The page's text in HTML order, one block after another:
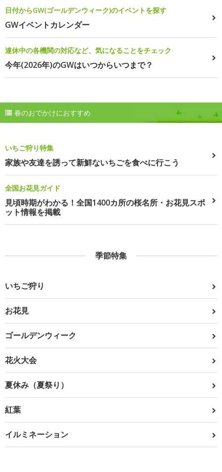
日付からGW(ゴールデンウィーク)のイベントを探す
GWイベントカレンダー
連休中の各機関の対応など、気になることをチェック
今年(2026年)のGWはいつからいつまで？
春のおでかけにおすすめ
いちご狩り特集
家族や友達を誘って新鮮ないちごを食べに行こう
全国お花見ガイド
見頃時期がわかる！全国1400カ所の桜名所・お花見スポ
ット情報を掲載
季節特集
いちご狩り
お花見
ゴールデンウィーク
花火大会
夏休み（夏祭り）
紅葉
イルミネーション